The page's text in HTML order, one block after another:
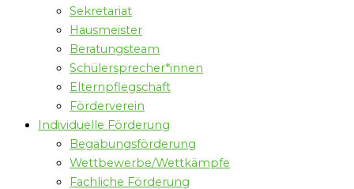
Sekretariat
Hausmeister
Beratungsteam
Schülersprecher*innen
Elternpflegschaft
Förderverein
Individuelle Förderung
Begabungsförderung
Wettbewerbe/Wettkämpfe
Fachliche Förderung